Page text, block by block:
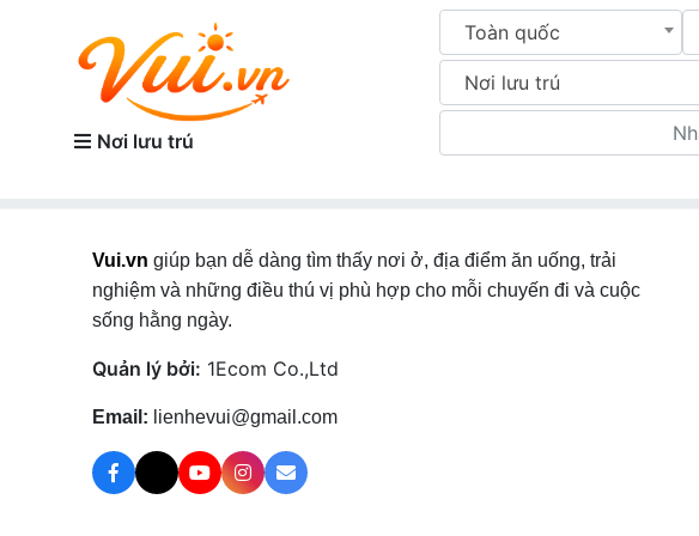
Nơi lưu trú
Toàn quốc
Nơi lưu trú
Vui.vn giúp bạn dễ dàng tìm thấy nơi ở, địa điểm ăn uống, trải
nghiệm và những điều thú vị phù hợp cho mỗi chuyến đi và cuộc
sống hằng ngày.
Quản lý bởi: 1Ecom Co.,Ltd
Email: lienhevui@gmail.com